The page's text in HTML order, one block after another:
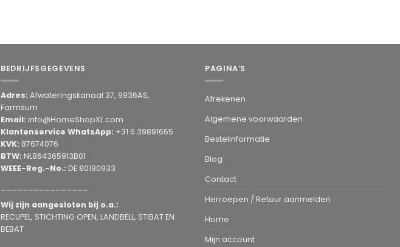
BEDRIJFSGEGEVENS
Adres: Afwateringskanaal 37, 9936AS,
Farmsum
Email: info@HomeShopXL.com
Klantenservice WhatsApp: +31 6 39891665
KVK: 87674076
BTW: NL864365913B01
WEEE-Reg.-No.: DE 80190933
Wij zijn aangesloten bij o.a.:
RECUPEL, STICHTING OPEN, LANDBELL, STIBAT EN
BEBAT
PAGINA’S
Afrekenen
Algemene voorwaarden
Bestelinformatie
Blog
Contact
Herroepen / Retour aanmelden
Home
Mijn account